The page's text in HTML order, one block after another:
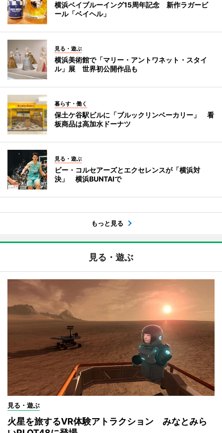
横浜ベイブルーイング15周年記念 新作ラガービ
ール「ベイヘル」
見る・遊ぶ
横浜美術館で「マリー・アントワネット・スタイ
ル」展 世界初公開作品も
暮らす・働く
保土ケ谷駅ビルに「ブルックリンベーカリー」 看
板商品は高加水ドーナツ
見る・遊ぶ
ビー・コルセアーズとエクセレンスが「横浜対
決」 横浜BUNTAIで
もっと見る
見る・遊ぶ
見る・遊ぶ
火星を旅するVR体験アトラクション みなとみら